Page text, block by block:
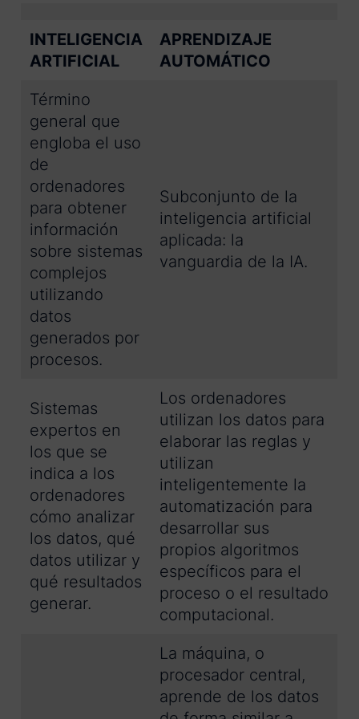
INTELIGENCIA
ARTIFICIAL
APRENDIZAJE
AUTOMÁTICO
Término
general que
engloba el uso
de
ordenadores
para obtener
información
sobre sistemas
complejos
utilizando
datos
generados por
procesos.
Subconjunto de la
inteligencia artificial
aplicada: la
vanguardia de la IA.
Sistemas
expertos en
los que se
indica a los
ordenadores
cómo analizar
los datos, qué
datos utilizar y
qué resultados
generar.
Los ordenadores
utilizan los datos para
elaborar las reglas y
utilizan
inteligentemente la
automatización para
desarrollar sus
propios algoritmos
específicos para el
proceso o el resultado
computacional.
La máquina, o
procesador central,
aprende de los datos